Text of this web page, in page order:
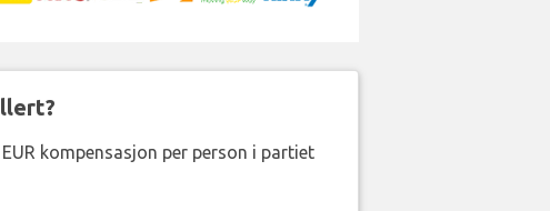
kompensasjon per person i partiet